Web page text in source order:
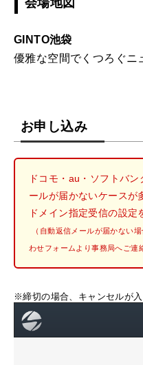
GINTO池袋
優雅な空間でくつろぐニ
お申し込み
ドコモ・au・ソフトバ
ールが届かないケースが
ドメイン指定受信の設定
（自動返信メールが届かない
わせフォームより事務局へご連
※締切の場合、キャンセルが入